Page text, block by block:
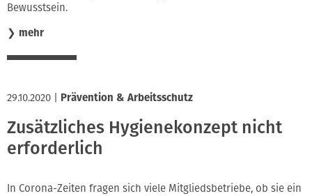
Bewusstsein.
❯ mehr
29.10.2020 Prävention & Arbeitsschutz
Zusätzliches Hygienekonzept nicht
erforderlich
In Corona-Zeiten fragen sich viele Mitgliedsbetriebe, ob sie ein